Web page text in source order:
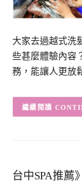
大家去過越式洗
些甚麼體驗內容
務，能讓人更放
台中SPA推薦